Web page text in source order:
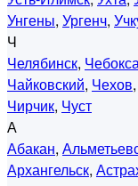
Унгены, Ургенч,
Ч
Челябинск,
Чайковский, Чехов,
Чирчик, Чуст
А
Абакан,
Архангельск,